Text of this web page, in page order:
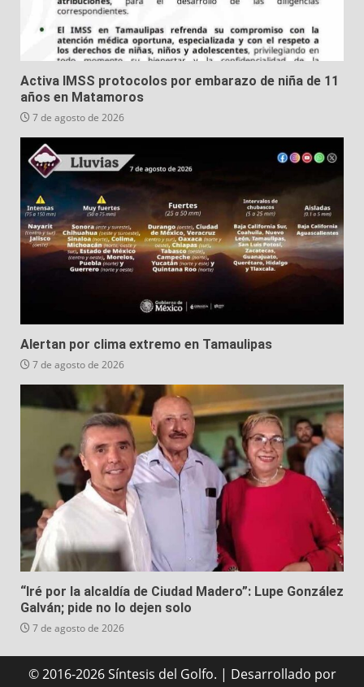
Activa IMSS protocolos por embarazo de niña de 11
años en Matamoros
7 de agosto de 2026
Alertan por clima extremo en Tamaulipas
7 de agosto de 2026
“Iré por la alcaldía de Ciudad Madero”: Lupe González
Galván; pide no lo dejen solo
7 de agosto de 2026
© 2016-2026 Síntesis del Golfo. | Desarrollado por